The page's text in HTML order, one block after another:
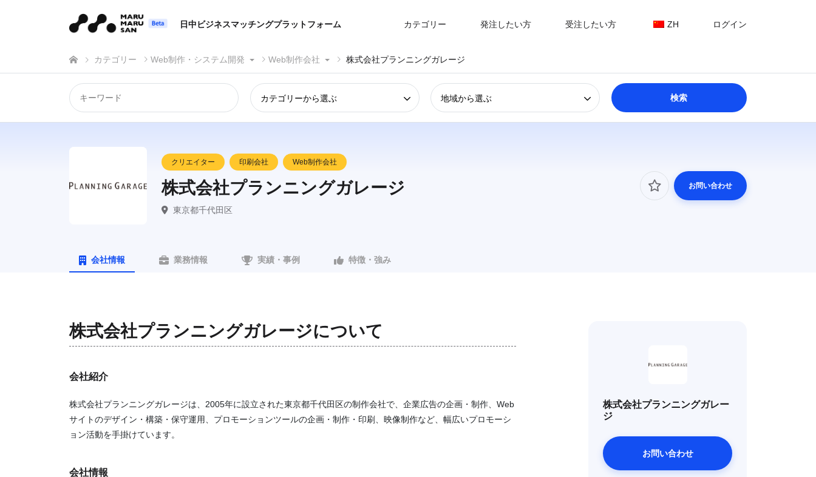
日中ビジネスマッチングプラットフォーム カテゴリー 発注したい方 受注したい方 ZH ログイン
カテゴリー Web制作・システム開発 Web制作会社 株式会社プランニングガレージ
カテゴリーから選ぶ 地域から選ぶ
クリエイター 印刷会社 Web制作会社
株式会社プランニングガレージ
東京都千代田区
お問い合わせ
会社情報 業務情報 実績・事例 特徴・強み
株式会社プランニングガレージについて
会社紹介
株式会社プランニングガレージは、2005年に設立された東京都千代田区の制作会社で、企業広告の企画・制作、Web
サイトのデザイン・構築・保守運用、プロモーションツールの企画・制作・印刷、映像制作など、幅広いプロモーシ
ョン活動を手掛けています。
会社情報
株式会社プランニングガレー
ジ
お問い合わせ